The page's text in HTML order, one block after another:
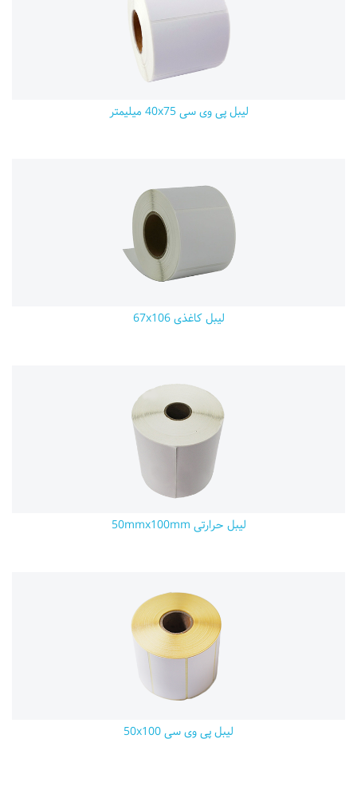
لیبل پی وی سی 40x75 میلیمتر
لیبل کاغذی 67x106
لیبل حرارتی 50mmx100mm
لیبل پی وی سی 50x100